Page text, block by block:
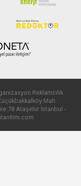
Reklamcılık
Mah.
Ataşehir İstanbul -